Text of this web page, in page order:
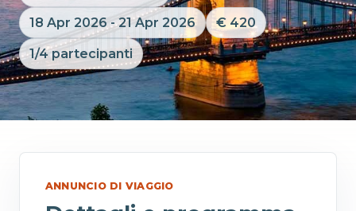
18 Apr 2026 - 21 Apr 2026 € 420
1/4 partecipanti
ANNUNCIO DI VIAGGIO